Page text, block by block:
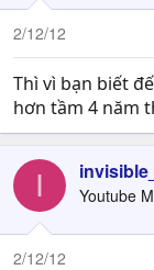
2/12/12
Thì vì bạn biết
hơn tầm 4 năm
I Youtube
2/12/12